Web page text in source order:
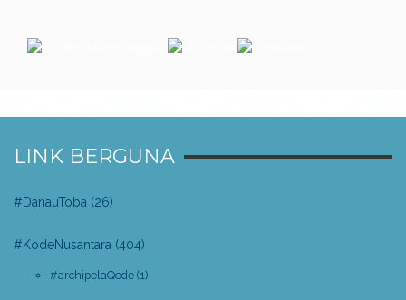
LINK BERGUNA
#DanauToba (26)
#KodeNusantara (404)
#archipelaQode (1)